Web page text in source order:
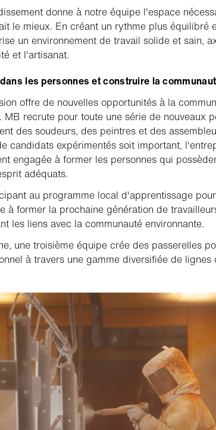
donne à notre équipe l'espace
le mieux. En créant un rythme plus équilibré
un environnement de travail solide et sain,
et l'artisanat.
les personnes et construire la
offre de nouvelles opportunités à la
MB recrute pour toute une série de nouveaux
des soudeurs, des peintres et des
candidats expérimentés soit important,
engagée à former les personnes qui
adéquats.
au programme local d'apprentissage
à former la prochaine génération de
les liens avec la communauté environnante.
une troisième équipe crée des passerelles
à travers une gamme diversifiée de